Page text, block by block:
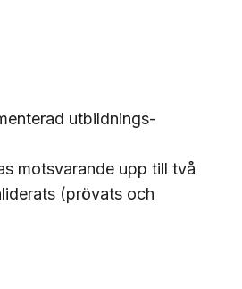
utbildnings-
motsvarande upp till två
(prövats och